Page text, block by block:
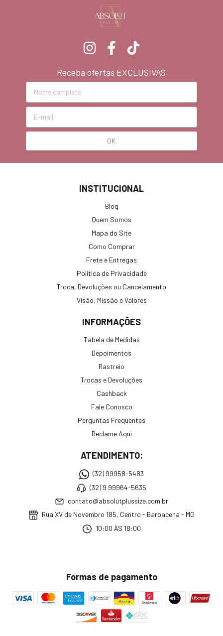
Receba ofertas EXCLUSIVAS
INSTITUCIONAL
Blog
Quem Somos
Mapa do Site
Como Comprar
Frete e Entregas
Política de Privacidade
Troca, Devoluções ou Cancelamento
Visão, Missão e Valores
INFORMAÇÕES
Tabela de Medidas
Depoimentos
Rastreio
Trocas e Devoluções
Cashback
Fale Conosco
Perguntas Frequentes
Reclame Aqui
ATENDIMENTO:
(32) 99958-5483
(32) 9 99964-5635
contato@absolutplussize.com.br
Rua XV de Novembro 185, Centro - Barbacena - MG
10:00 ÀS 18:00
Formas de pagamento